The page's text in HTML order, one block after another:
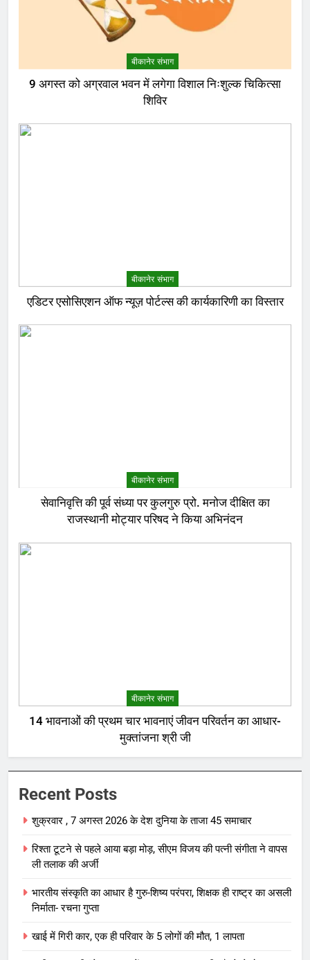
बीकानेर संभाग
9 अगस्त को अग्रवाल भवन में लगेगा विशाल निःशुल्क चिकित्सा
शिविर
बीकानेर संभाग
एडिटर एसोसिएशन ऑफ न्यूज़ पोर्टल्स की कार्यकारिणी का विस्तार
बीकानेर संभाग
सेवानिवृत्ति की पूर्व संध्या पर कुलगुरु प्रो. मनोज दीक्षित का
राजस्थानी मोट्यार परिषद ने किया अभिनंदन
बीकानेर संभाग
14 भावनाओं की प्रथम चार भावनाएं जीवन परिवर्तन का आधार-
मुक्तांजना श्री जी
Recent Posts
शुक्रवार , 7 अगस्त 2026 के देश दुनिया के ताजा 45 समाचार
रिश्ता टूटने से पहले आया बड़ा मोड़, सीएम विजय की पत्नी संगीता ने वापस
ली तलाक की अर्जी
भारतीय संस्कृति का आधार है गुरु-शिष्य परंपरा, शिक्षक ही राष्ट्र का असली
निर्माता- रचना गुप्ता
खाई में गिरी कार, एक ही परिवार के 5 लोगों की मौत, 1 लापता